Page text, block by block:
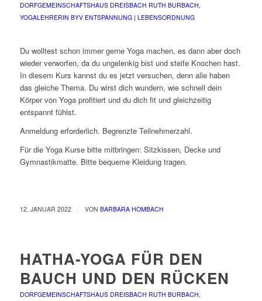
DORFGEMEINSCHAFTSHAUS DREISBACH RUTH BURBACH,
YOGALEHRERIN BYV ENTSPANNUNG | LEBENSORDNUNG
Du wolltest schon immer gerne Yoga machen, es dann aber doch
wieder verworfen, da du ungelenkig bist und steife Knochen hast.
In diesem Kurs kannst du es jetzt versuchen, denn alle haben
das gleiche Thema. Du wirst dich wundern, wie schnell dein
Körper von Yoga profitiert und du dich fit und gleichzeitig
entspannt fühlst.
Anmeldung erforderlich. Begrenzte Teilnehmerzahl.
Für die Yoga Kurse bitte mitbringen: Sitzkissen, Decke und
Gymnastikmatte. Bitte bequeme Kleidung tragen.
12. JANUAR 2022 / VON BARBARA HOMBACH
HATHA-YOGA FÜR DEN
BAUCH UND DEN RÜCKEN
DORFGEMEINSCHAFTSHAUS DREISBACH RUTH BURBACH,